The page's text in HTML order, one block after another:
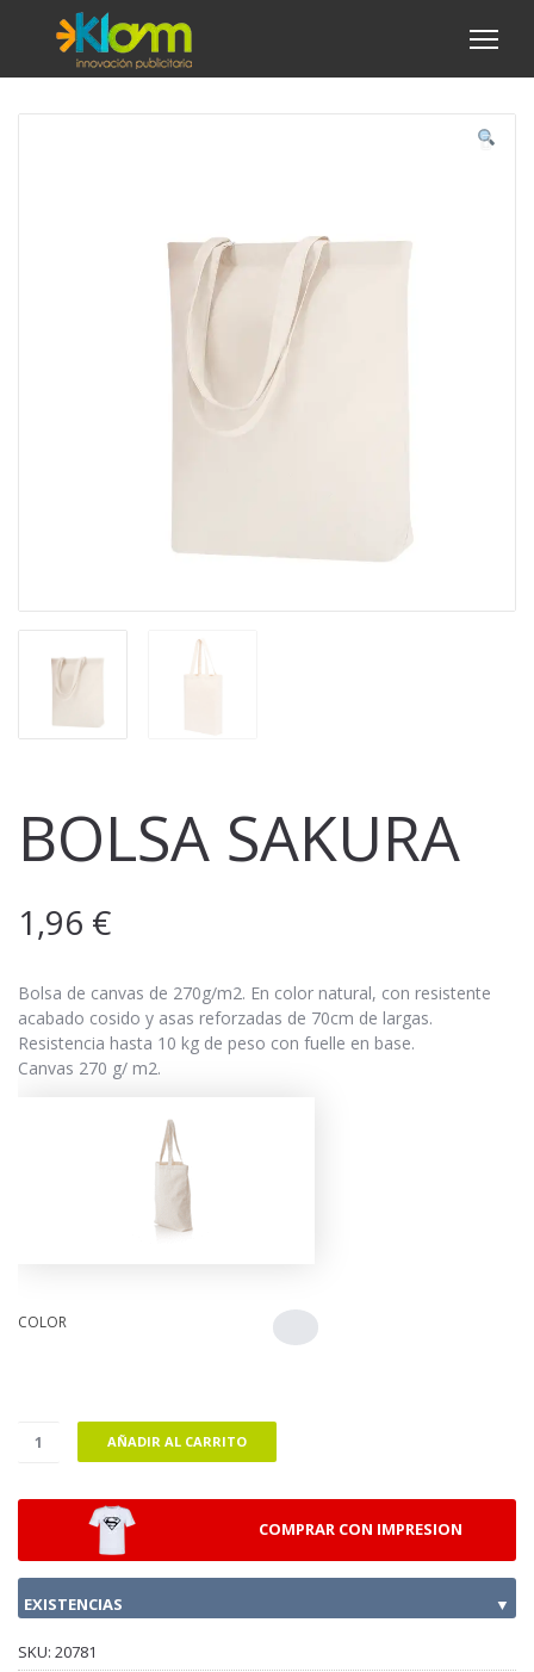
BOLSA SAKURA
1,96 €
Bolsa de canvas de 270g/m2. En color natural, con resistente
acabado cosido y asas reforzadas de 70cm de largas.
Resistencia hasta 10 kg de peso con fuelle en base.
Canvas 270 g/ m2.
COLOR
AÑADIR AL CARRITO
COMPRAR CON IMPRESION
EXISTENCIAS ▼
SKU: 20781